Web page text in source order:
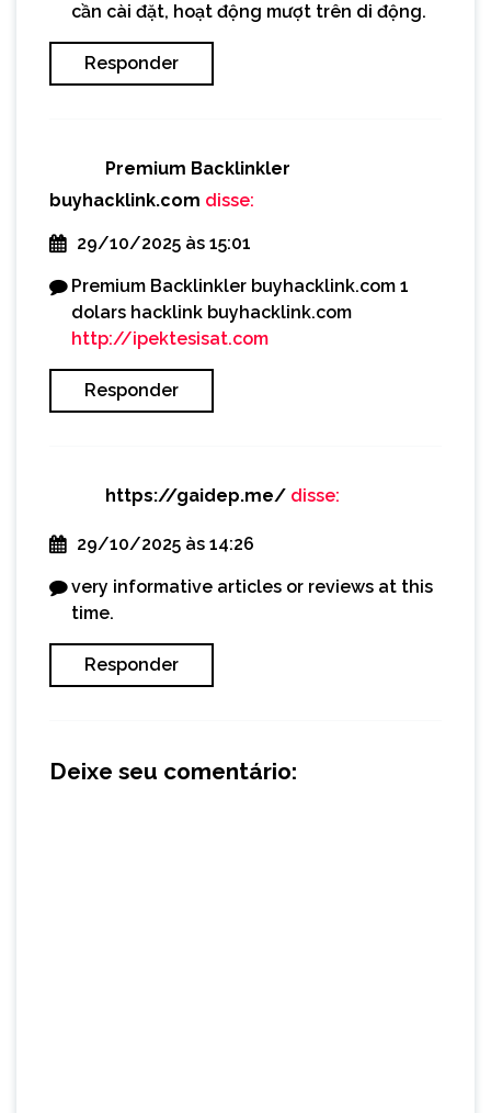
cần cài đặt, hoạt động mượt trên di động.
Responder
Premium Backlinkler
buyhacklink.com disse:
29/10/2025 às 15:01
Premium Backlinkler buyhacklink.com 1
dolars hacklink buyhacklink.com
http://ipektesisat.com
Responder
https://gaidep.me/ disse:
29/10/2025 às 14:26
very informative articles or reviews at this
time.
Responder
Deixe seu comentário: